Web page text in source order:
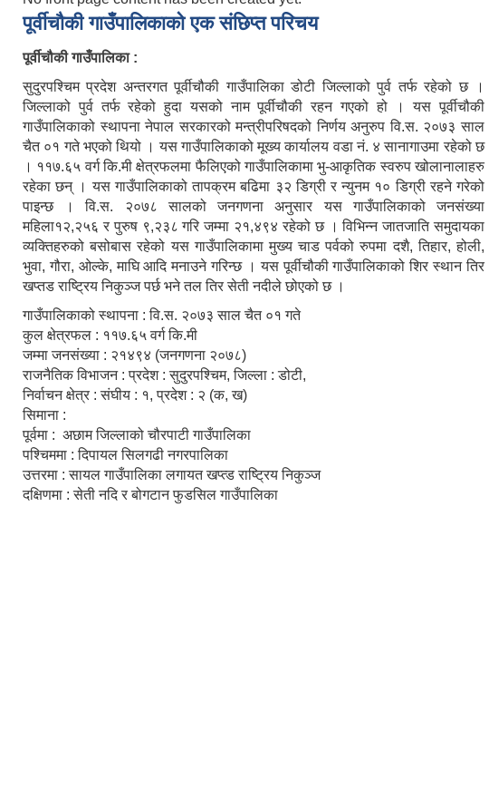
पूर्वीचाैकी गाउँपालिकाको एक संछिप्त परिचय
पूर्वीचौकी गाउँपालिका :
सुदुरपश्चिम प्रदेश अन्तरगत पूर्वीचौकी गाउँपालिका डोटी जिल्लाको पुर्व तर्फ रहेको छ ।
जिल्लाको पुर्व तर्फ रहेको हुदा यसको नाम पूर्वीचौकी रहन गएको हो । यस पूर्वीचौकी
गाउँपालिकाको स्थापना नेपाल सरकारको मन्त्रीपरिषदको निर्णय अनुरुप वि.स. २०७३ साल
चैत ०१ गते भएको थियो । यस गाउँपालिकाको मूख्य कार्यालय वडा नं. ४ सानागाउमा रहेको छ
। ११७.६५ वर्ग कि.मी क्षेत्रफलमा फैलिएको गाउँपालिकामा भु-आकृतिक स्वरुप खोलानालाहरु
रहेका छन् । यस गाउँपालिकाको तापक्रम बढिमा ३२ डिग्री र न्युनम १० डिग्री रहने गरेको
पाइन्छ । वि.स. २०७८ सालको जनगणना अनुसार यस गाउँपालिकाको जनसंख्या
महिला१२,२५६ र पुरुष ९,२३८ गरि जम्मा २१,४९४ रहेको छ । विभिन्न जातजाति समुदायका
व्यक्तिहरुको बसोबास रहेको यस गाउँपालिकामा मुख्य चाड पर्वको रुपमा दशै, तिहार, होली,
भुवा, गौरा, ओल्के, माघि आदि मनाउने गरिन्छ । यस पूर्वीचौकी गाउँपालिकाको शिर स्थान तिर
खप्तड राष्ट्रिय निकुञ्ज पर्छ भने तल तिर सेती नदीले छोएको छ ।
गाउँपालिकाको स्थापना : वि.स. २०७३ साल चैत ०१ गते
कुल क्षेत्रफल : ११७.६५ वर्ग कि.मी
जम्मा जनसंख्या : २१४९४ (जनगणना २०७८)
राजनैतिक विभाजन : प्रदेश : सुदुरपश्चिम, जिल्ला : डोटी,
निर्वाचन क्षेत्र : संघीय : १, प्रदेश : २ (क, ख)
सिमाना :
पूर्वमा : अछाम जिल्लाको चौरपाटी गाउँपालिका
पश्चिममा : दिपायल सिलगढी नगरपालिका
उत्तरमा : सायल गाउँपालिका लगायत खप्त्ड राष्ट्रिय निकुञ्ज
दक्षिणमा : सेती नदि र बोगटान फुडसिल गाउँपालिका